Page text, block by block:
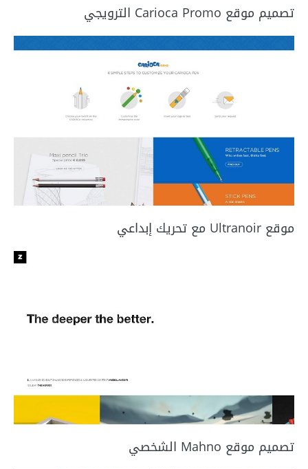
تصميم موقع Carioca Promo الترويجي
موقع Ultranoir مع تحريك إبداعي
تصميم موقع Mahno الشخصي